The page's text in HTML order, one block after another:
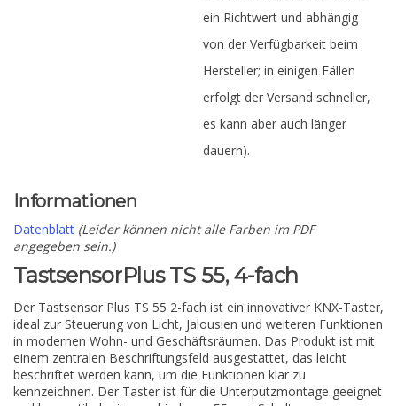
ein Richtwert und abhängig
von der Verfügbarkeit beim
Hersteller; in einigen Fällen
erfolgt der Versand schneller,
es kann aber auch länger
dauern).
Informationen
Datenblatt (Leider können nicht alle Farben im PDF
angegeben sein.)
TastsensorPlus TS 55, 4-fach
Der Tastsensor Plus TS 55 2-fach ist ein innovativer KNX-Taster,
ideal zur Steuerung von Licht, Jalousien und weiteren Funktionen
in modernen Wohn- und Geschäftsräumen. Das Produkt ist mit
einem zentralen Beschriftungsfeld ausgestattet, das leicht
beschriftet werden kann, um die Funktionen klar zu
kennzeichnen. Der Taster ist für die Unterputzmontage geeignet